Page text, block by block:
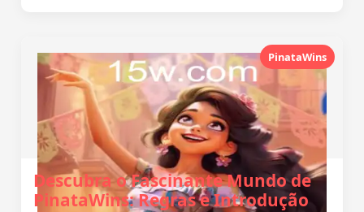
PinataWins
Descubra o Fascinante Mundo de
PinataWins: Regras e Introdução